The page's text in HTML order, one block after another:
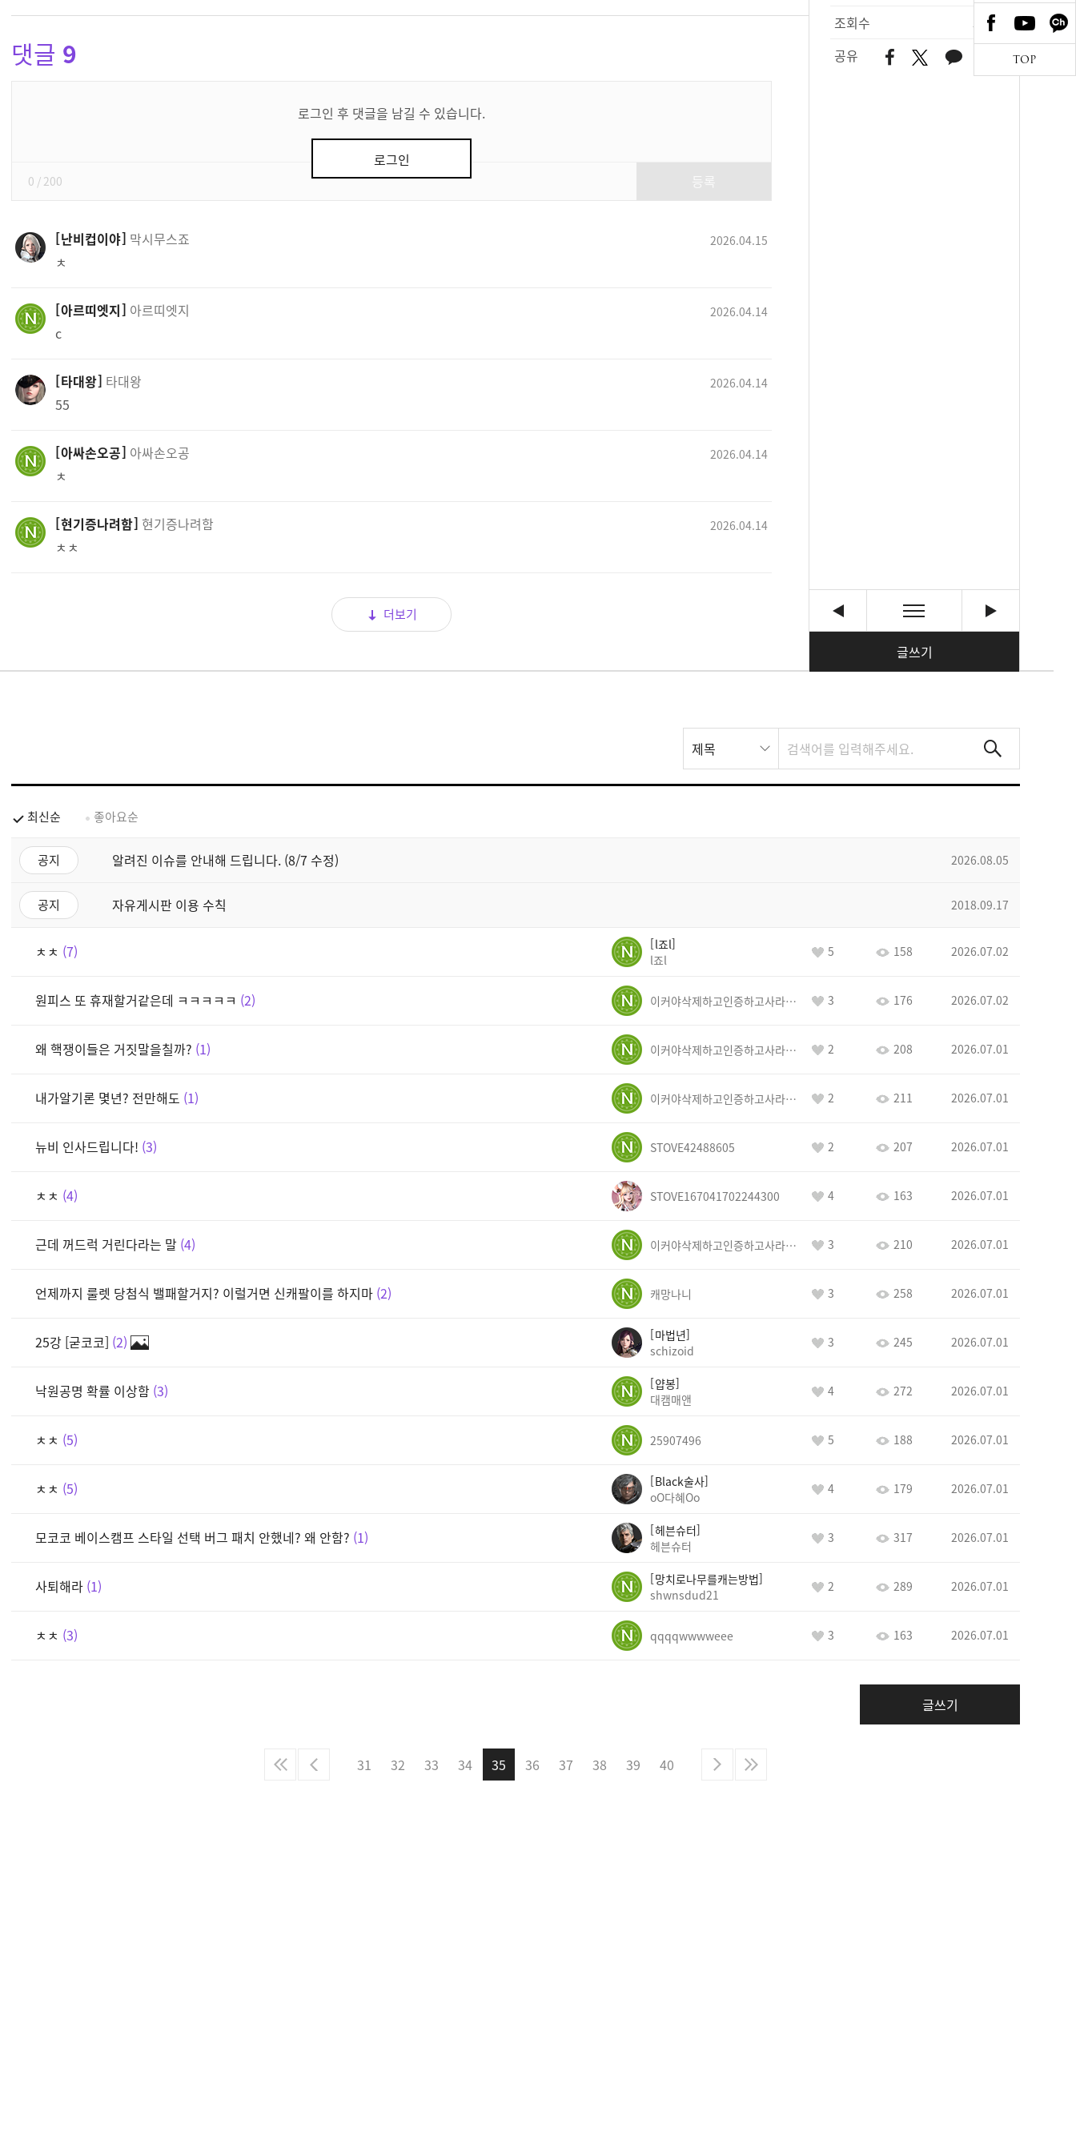
조회수
501
공유
글쓰기
댓글 9
로그인 후 댓글을 남길 수 있습니다.
로그인
0 / 200
난비컵이야 막시무스죠 2026.04.15
ㅊ
아르띠엣지 아르띠엣지 2026.04.14
c
타대왕 타대왕 2026.04.14
55
아싸손오공 아싸손오공 2026.04.14
ㅊ
현기증나려함 현기증나려함 2026.04.14
ㅊㅊ
더보기
스
트
제목
최신순 좋아요순
공지 알려진 이슈를 안내해 드립니다. (8/7 수정) 2026.08.05
공지 자유게시판 이용 수칙 2018.09.17
ㅊㅊ 7
l죠l
l죠l
5 158 2026.07.02
원피스 또 휴재할거같은데 ㅋㅋㅋㅋㅋ 2 이커야삭제하고인증하고사라지거라 3 176 2026.07.02
왜 핵쟁이들은 거짓말을칠까? 1 이커야삭제하고인증하고사라지거라 2 208 2026.07.01
내가알기론 몇년? 전만해도 1 이커야삭제하고인증하고사라지거라 2 211 2026.07.01
뉴비 인사드립니다! 3 STOVE42488605 2 207 2026.07.01
ㅊㅊ 4 STOVE167041702244300 4 163 2026.07.01
근데 꺼드럭 거린다라는 말 4 이커야삭제하고인증하고사라지거라 3 210 2026.07.01
언제까지 룰렛 당첨식 밸패할거지? 이럴거면 신캐팔이를 하지마 2 캐망나니 3 258 2026.07.01
25강 [굳코코] 2
마법년
schizoid
3 245 2026.07.01
낙원공명 확률 이상함 3
얍봉
대캠매앤
4 272 2026.07.01
ㅊㅊ 5 25907496 5 188 2026.07.01
ㅊㅊ 5
Black술사
oO다혜Oo
4 179 2026.07.01
모코코 베이스캠프 스타일 선택 버그 패치 안했네? 왜 안함? 1
헤븐슈터
헤븐슈터
3 317 2026.07.01
사퇴해라 1
망치로나무를캐는방법
shwnsdud21
2 289 2026.07.01
ㅊㅊ 3 qqqqwwwweee 3 163 2026.07.01
글쓰기
31 32 33 34 35 36 37 38 39 40
TOP